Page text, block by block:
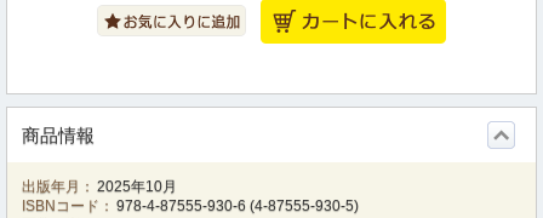
商品情報
出版年月： 2025年10月
ISBNコード： 978-4-87555-930-6 (4-87555-930-5)